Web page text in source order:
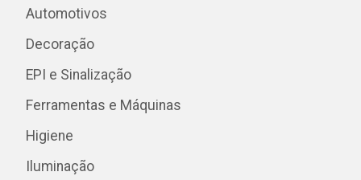
Automotivos
Decoração
EPI e Sinalização
Ferramentas e Máquinas
Higiene
Iluminação